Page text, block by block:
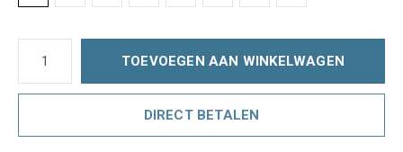
TOEVOEGEN AAN WINKELWAGEN
DIRECT BETALEN